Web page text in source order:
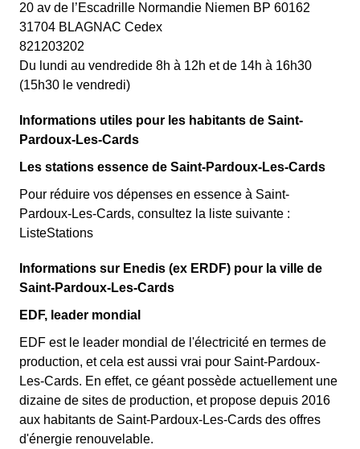
20 av de l’Escadrille Normandie Niemen BP 60162
31704 BLAGNAC Cedex
821203202
Du lundi au vendredide 8h à 12h et de 14h à 16h30
(15h30 le vendredi)
Informations utiles pour les habitants de Saint-
Pardoux-Les-Cards
Les stations essence de Saint-Pardoux-Les-Cards
Pour réduire vos dépenses en essence à Saint-
Pardoux-Les-Cards, consultez la liste suivante :
ListeStations
Informations sur Enedis (ex ERDF) pour la ville de
Saint-Pardoux-Les-Cards
EDF, leader mondial
EDF est le leader mondial de l'électricité en termes de
production, et cela est aussi vrai pour Saint-Pardoux-
Les-Cards. En effet, ce géant possède actuellement une
dizaine de sites de production, et propose depuis 2016
aux habitants de Saint-Pardoux-Les-Cards des offres
d'énergie renouvelable.